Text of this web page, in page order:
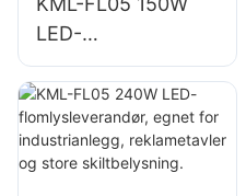
LED-
flomlysleverandør
for belysning av
parkeringsplasser
og lagerområder